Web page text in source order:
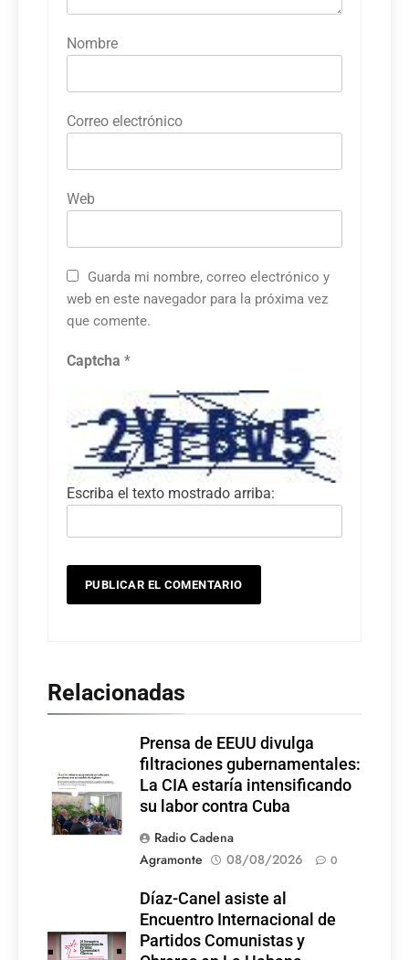
Nombre
Correo electrónico
Web
Guarda mi nombre, correo electrónico y
web en este navegador para la próxima vez
que comente.
Captcha *
Escriba el texto mostrado arriba:
Relacionadas
Prensa de EEUU divulga
filtraciones gubernamentales:
La CIA estaría intensificando
su labor contra Cuba
Radio Cadena
Agramonte
08/08/2026 0
Díaz-Canel asiste al
Encuentro Internacional de
Partidos Comunistas y